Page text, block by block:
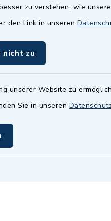
zu verstehen, wie
den Link in unseren
nicht zu
unserer Website zu
Sie in unseren
EWO/Standesamt
geschlossen.